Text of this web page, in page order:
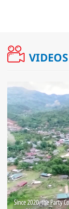
VIDEOS